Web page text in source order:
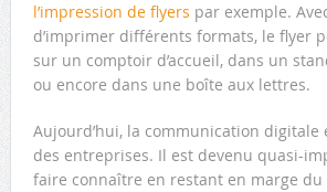
l’impression de flyers par exemple.
d’imprimer différents formats, le flyer
sur un comptoir d’accueil, dans un
ou encore dans une boîte aux lettres.
Aujourd’hui, la communication digitale
des entreprises. Il est devenu quasi-
faire connaître en restant en marge du